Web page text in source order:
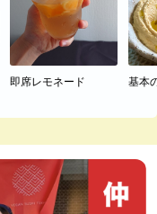
即席レモネード 基本